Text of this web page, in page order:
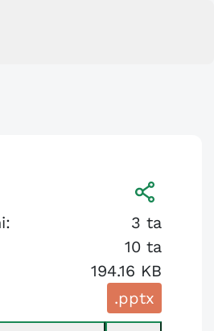
3 ta
10 ta
194.16 KB
.pptx